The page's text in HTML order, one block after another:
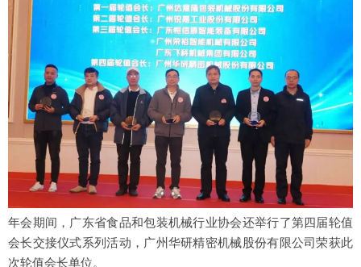
年会期间，广东省食品和包装机械行业协会还举行了第四届轮值
会长交接仪式系列活动，广州华研精密机械股份有限公司荣获此
次轮值会长单位。